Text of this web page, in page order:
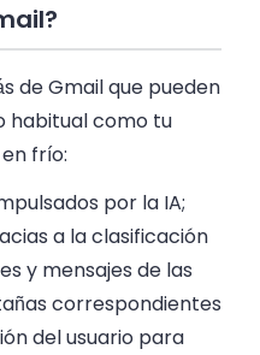
de Gmail que pueden
habitual como tu
frío:
por la IA;
a la clasificación
y mensajes de las
correspondientes
del usuario para